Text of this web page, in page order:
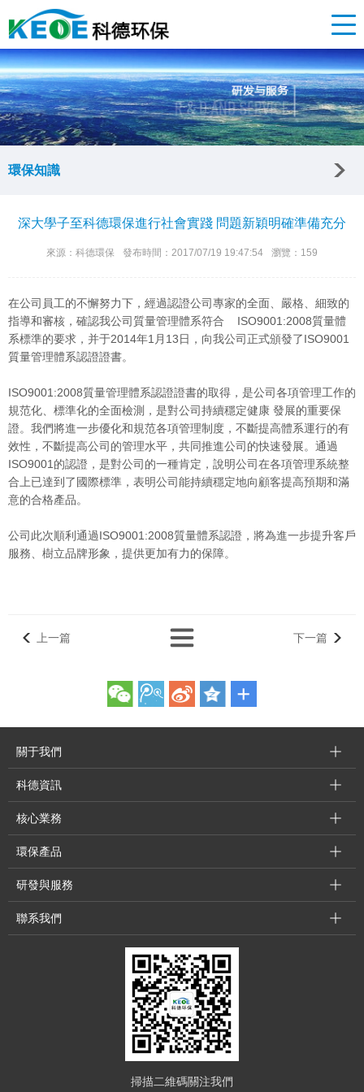
環保知識
深大學子至科德環保進行社會實踐 問題新穎明確準備充分
來源：科德環保 發布時間：2017/07/19 19:47:54 瀏覽：159
在公司員工的不懈努力下，經過認證公司專家的全面、嚴格、細致的
指導和審核，確認我公司質量管理體系符合 ISO9001:2008質量體
系標準的要求，并于2014年1月13日，向我公司正式頒發了ISO9001
質量管理體系認證證書。
ISO9001:2008質量管理體系認證證書的取得，是公司各項管理工作的
規范化、標準化的全面檢測，是對公司持續穩定健康 發展的重要保
證。我們將進一步優化和規范各項管理制度，不斷提高體系運行的有
效性，不斷提高公司的管理水平，共同推進公司的快速發展。通過
ISO9001的認證，是對公司的一種肯定，說明公司在各項管理系統整
合上已達到了國際標準，表明公司能持續穩定地向顧客提高預期和滿
意的合格產品。
公司此次順利通過ISO9001:2008質量體系認證，將為進一步提升客戶
服務、樹立品牌形象，提供更加有力的保障。
上一篇 下一篇
關于我們
科德資訊
核心業務
環保產品
研發與服務
聯系我們
掃描二維碼關注我們